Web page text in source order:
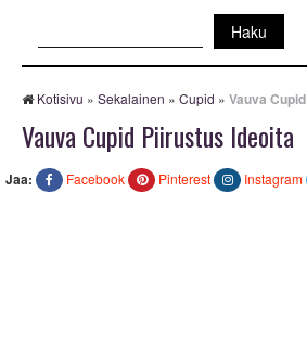
Kotisivu » Sekalainen » Cupid » Vauva Cupid
Vauva Cupid Piirustus Ideoita
Jaa: Facebook Pinterest Instagram